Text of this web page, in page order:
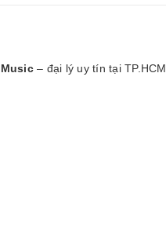
– đại lý uy tín tại TP.HCM.